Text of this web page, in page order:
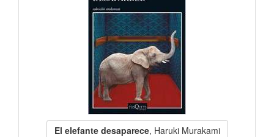
El elefante desaparece, Haruki Murakami